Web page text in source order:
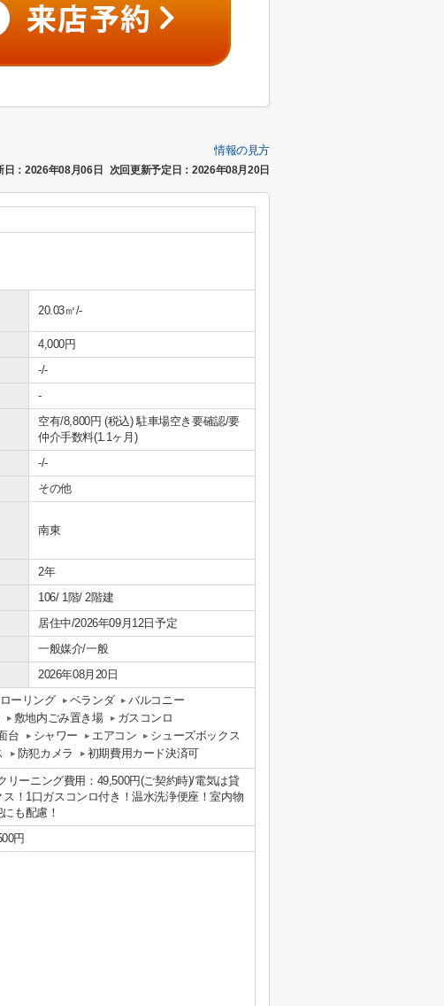
情報の見方
日：2026年08月06日 次回更新予定日：2026年08月20日
20.03㎡/-
4,000円
-/-
-
空有/8,800円 (税込) 駐車場空き要確認/要
仲介手数料(1.1ヶ月)
-/-
その他
南東
2年
106/ 1階/ 2階建
居住中/2026年09月12日予定
一般媒介/一般
2026年08月20日
ーリング ベランダ
バルコニー
敷地内ごみ置き場
ガスコンロ
台 シャワー エアコン
シューズボックス
防犯カメラ 初期費用カード決済可
ーニング費用：49,500円(ご契約時)/電気は貸
！1口ガスコンロ付き！温水洗浄便座！室内物
も配慮！
円